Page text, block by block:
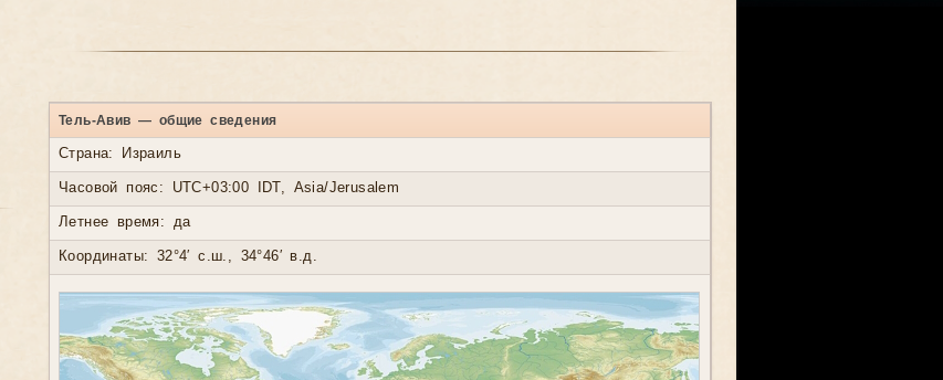
Тель-Авив — общие сведения
Страна: Израиль
Часовой пояс: UTC+03:00 IDT, Asia/Jerusalem
Летнее время: да
Координаты: 32°4′ с.ш., 34°46′ в.д.